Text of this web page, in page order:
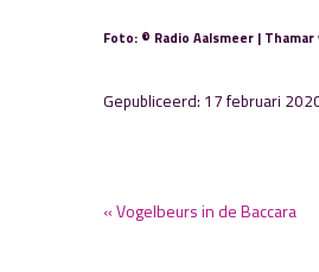
Foto: © Radio Aalsmeer |
Gepubliceerd: 17 februari
« Vogelbeurs in de Baccara